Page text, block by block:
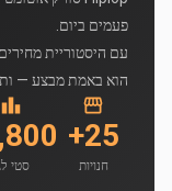
פעמים ביום.
עם היסטוריית
הוא באמת מבצע —
25+
חנויות סטי